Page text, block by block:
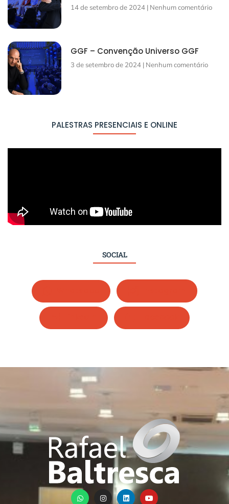
14 de setembro de 2024 Nenhum comentário
GGF – Convenção Universo GGF
3 de setembro de 2024 Nenhum comentário
PALESTRAS PRESENCIAIS E ONLINE
SOCIAL